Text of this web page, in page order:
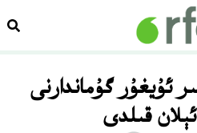
ئۇيغۇر گۇماندارنى
قىلدى